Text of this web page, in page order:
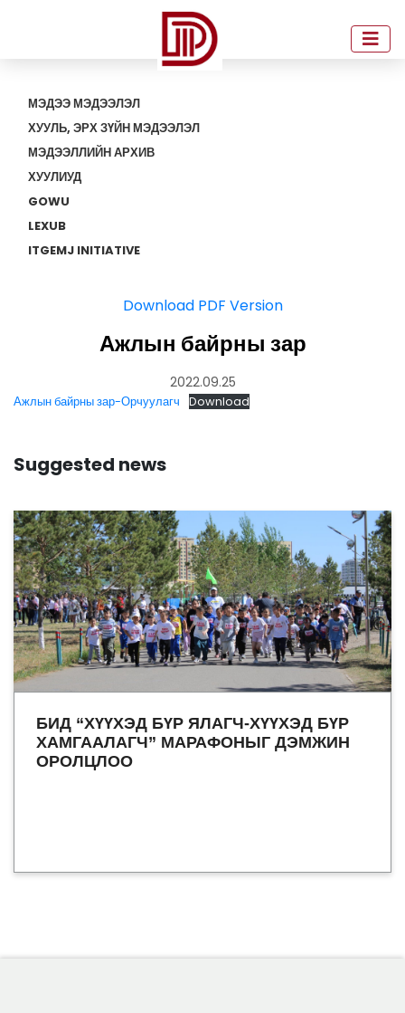
МЭДЭЭ МЭДЭЭЛЭЛ
ХУУЛЬ, ЭРХ ЗҮЙН МЭДЭЭЛЭЛ
МЭДЭЭЛЛИЙН АРХИВ
ХУУЛИУД
GOWU
LEXUB
ITGEMJ INITIATIVE
Download PDF Version
Ажлын байрны зар
2022.09.25
Ажлын байрны зар-Орчуулагч Download
Suggested news
БИД “ХҮҮХЭД БҮР ЯЛАГЧ-ХҮҮХЭД БҮР
ХАМГААЛАГЧ” МАРАФОНЫГ ДЭМЖИН
ОРОЛЦЛОО